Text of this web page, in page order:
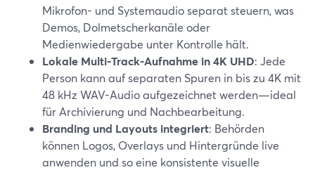
Mikrofon- und Systemaudio separat steuern, was
Demos, Dolmetscherkanäle oder
Medienwiedergabe unter Kontrolle hält.
Lokale Multi‑Track-Aufnahme in 4K UHD: Jede
Person kann auf separaten Spuren in bis zu 4K mit
48 kHz WAV-Audio aufgezeichnet werden—ideal
für Archivierung und Nachbearbeitung.
Branding und Layouts integriert: Behörden
können Logos, Overlays und Hintergründe live
anwenden und so eine konsistente visuelle